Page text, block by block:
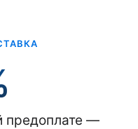
предоплате —